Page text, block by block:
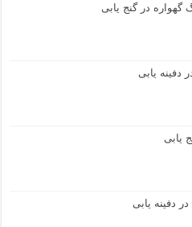
در گنج یابی
دفینه یابی
یابی
دفینه یابی